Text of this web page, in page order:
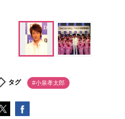
タグ #小泉孝太郎